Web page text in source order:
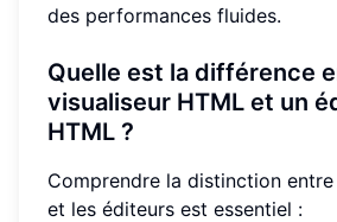
des performances fluides.
Quelle est la différence
visualiseur HTML et un
HTML ?
Comprendre la distinction
et les éditeurs est essentiel :